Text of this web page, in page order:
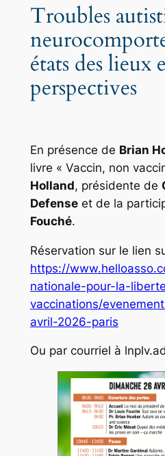
Troubles
états des lieux
perspectives
En présence de Brian
livre « Vaccin, non
Holland, présidente de
Defenseet de la
Fouché.
Réservation sur le lien
https://
nationale-pour-la-
vaccinations/
avril-2026-paris
Ou par courriel à